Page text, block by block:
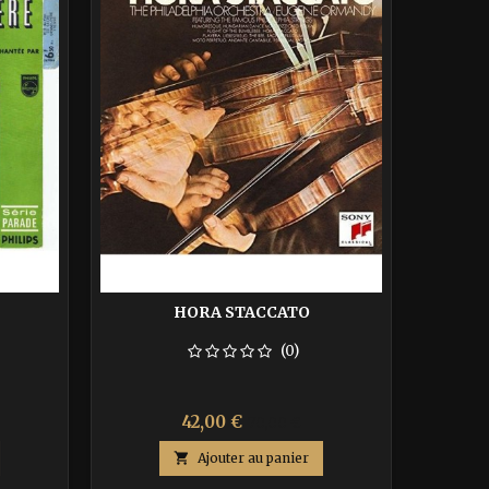
HORA STACCATO
(0)
Prix
42,00 €
base
 Ajouter au panier